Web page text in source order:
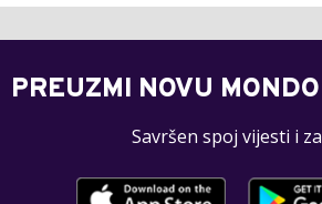
PREUZMI NOVU
Savršen spoj vijesti i